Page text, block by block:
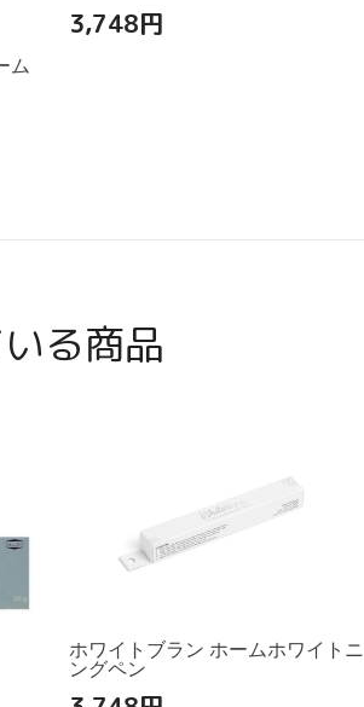
ム
3,748円
る商品
ホワイトブラン ホームホワイトニ
ングペン